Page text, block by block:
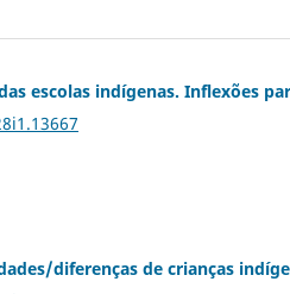
escolas indígenas. Inflexões
diferenças de crianças